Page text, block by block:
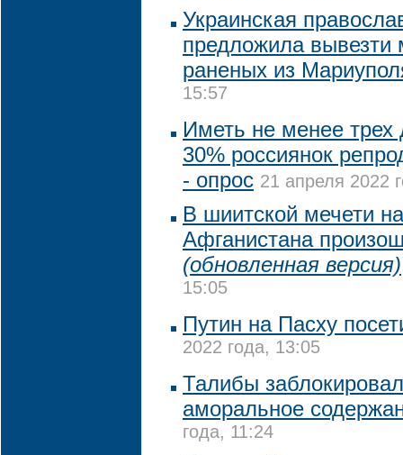
Украинская
предложила вывезти
раненых из
15:57
Иметь не менее трех
30% россиянок
- опрос 21 апреля 2022
В шиитской мечети
Афганистана
(обновленная версия)
15:05
Путин на Пасху
2022 года, 13:05
Талибы
аморальное
года, 11:24